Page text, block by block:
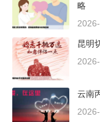
略
昆明
云南